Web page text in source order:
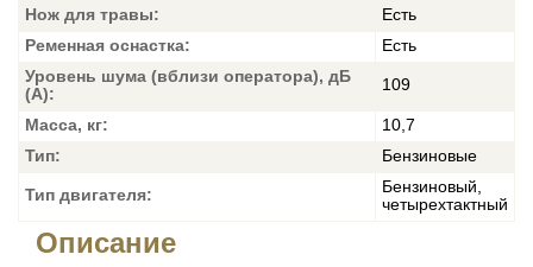
Нож для травы:
Есть
Ременная оснастка:
Есть
Уровень шума (вблизи оператора), дБ
(А):
109
Масса, кг:
10,7
Тип:
Бензиновые
Тип двигателя:
Бензиновый,
четырехтактный
Описание